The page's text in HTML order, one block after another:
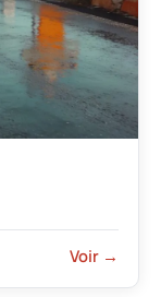
Voir →